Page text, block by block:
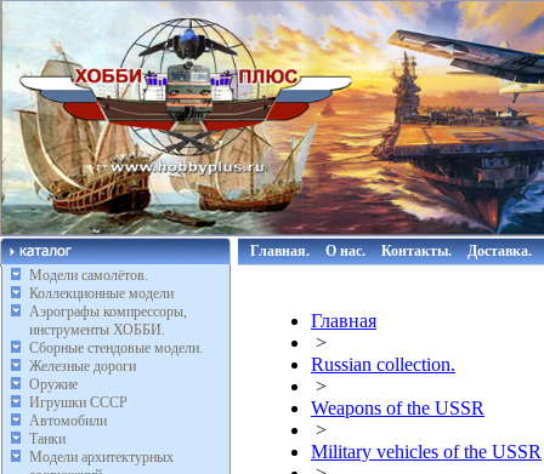
Модели самолётов.
Коллекционные модели
Аэрографы компрессоры,
инструменты ХОББИ.
Сборные стендовые модели.
Железные дороги
Оружие
Игрушки СССР
Автомобили
Танки
Модели архитектурных
Главная. О нас. Контакты. Доставка.
Главная
>
Russian collection.
>
Weapons of the USSR
>
Military vehicles of the USSR